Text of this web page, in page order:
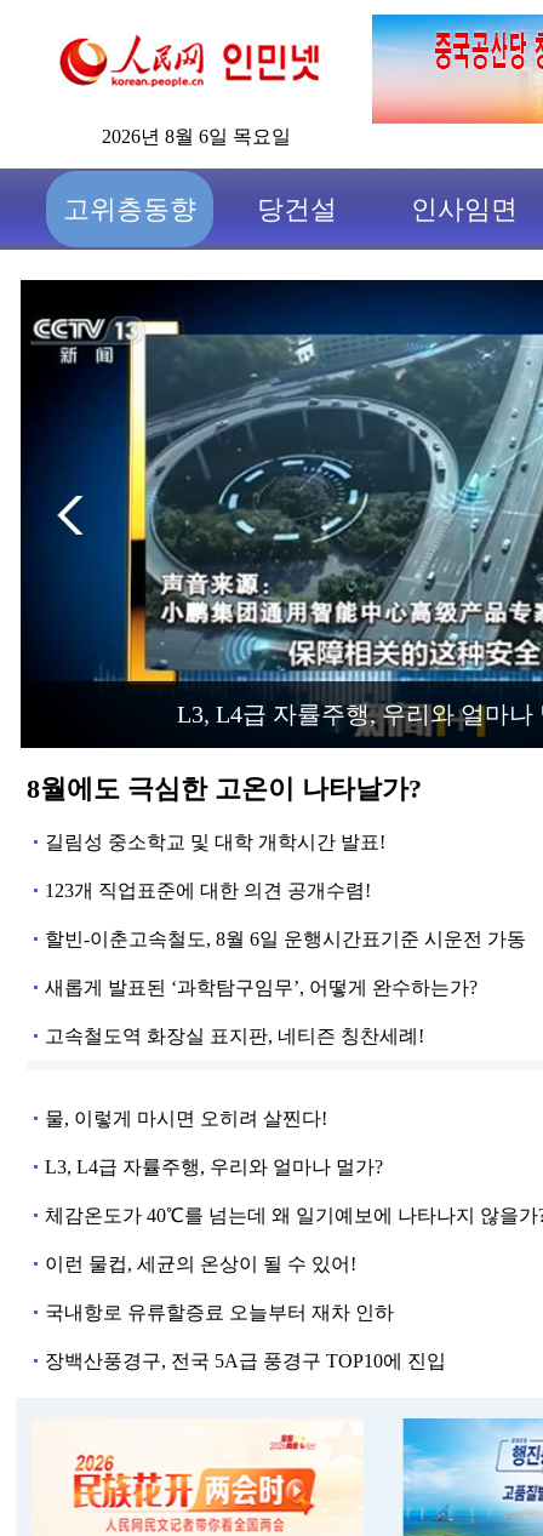
2026년 8월 6일 목요일
고위층동향 당건설 인사임면
L3, L4급 자률주행, 우리와 얼마나
8월에도 극심한 고온이 나타날가?
길림성 중소학교 및 대학 개학시간 발표!
123개 직업표준에 대한 의견 공개수렴!
할빈-이춘고속철도, 8월 6일 운행시간표기준 시운전 가동
새롭게 발표된 ‘과학탐구임무’, 어떻게 완수하는가?
고속철도역 화장실 표지판, 네티즌 칭찬세례!
물, 이렇게 마시면 오히려 살찐다!
L3, L4급 자률주행, 우리와 얼마나 멀가?
체감온도가 40℃를 넘는데 왜 일기예보에 나타나지 않을가
이런 물컵, 세균의 온상이 될 수 있어!
국내항로 유류할증료 오늘부터 재차 인하
장백산풍경구, 전국 5A급 풍경구 TOP10에 진입